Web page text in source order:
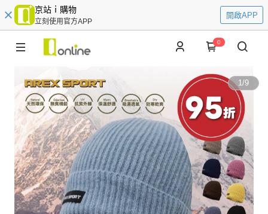
京站ｉ購物
立刻使用官方APP
開啟APP
0
1/9